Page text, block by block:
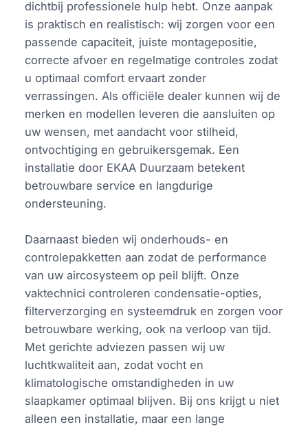
dichtbij professionele hulp hebt. Onze aanpak
is praktisch en realistisch: wij zorgen voor een
passende capaciteit, juiste montagepositie,
correcte afvoer en regelmatige controles zodat
u optimaal comfort ervaart zonder
verrassingen. Als officiële dealer kunnen wij de
merken en modellen leveren die aansluiten op
uw wensen, met aandacht voor stilheid,
ontvochtiging en gebruikersgemak. Een
installatie door EKAA Duurzaam betekent
betrouwbare service en langdurige
ondersteuning.
Daarnaast bieden wij onderhouds- en
controlepakketten aan zodat de performance
van uw aircosysteem op peil blijft. Onze
vaktechnici controleren condensatie-opties,
filterverzorging en systeemdruk en zorgen voor
betrouwbare werking, ook na verloop van tijd.
Met gerichte adviezen passen wij uw
luchtkwaliteit aan, zodat vocht en
klimatologische omstandigheden in uw
slaapkamer optimaal blijven. Bij ons krijgt u niet
alleen een installatie, maar een lange